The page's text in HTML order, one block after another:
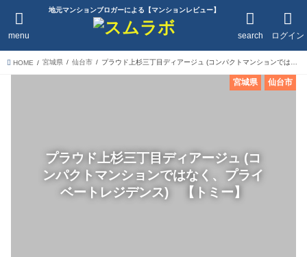
地元マンションブロガーによる【マンションレビュー】
ログイン
search
menu
HOME 宮城県 仙台市
プラウド上杉三丁目ディアージュ (コ
ンパクトマンションではなく、プライ
ベートレジデンス) 【トミー】
仙台市
宮城県